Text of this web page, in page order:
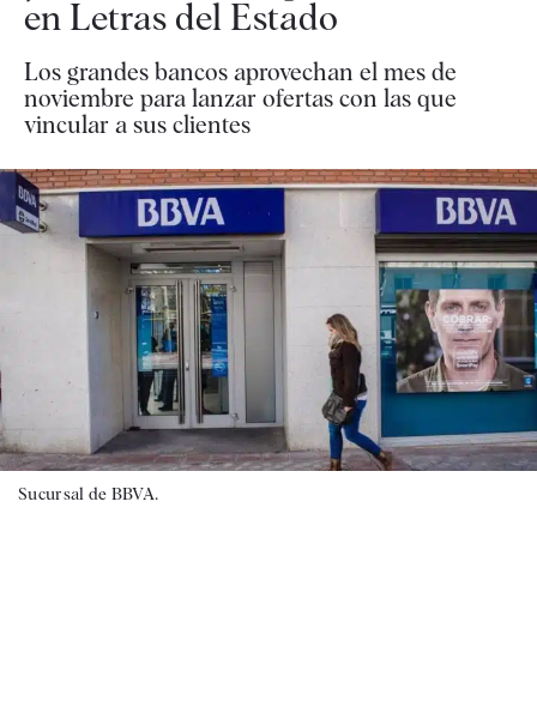
en Letras del Estado
Los grandes bancos aprovechan el mes de
noviembre para lanzar ofertas con las que
vincular a sus clientes
Sucursal de BBVA.